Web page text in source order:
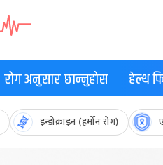
रोग अनुसार छान्नुहोस हेल्थ
इन्डोक्राइन (हर्मोन रोग)